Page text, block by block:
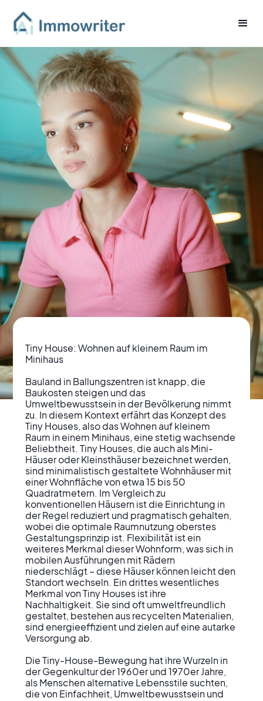
Lebensraum Maximal
Minimal: Der Trend
zum Tiny House Living
Tiny House: Wohnen auf kleinem Raum im
Minihaus
Bauland in Ballungszentren ist knapp, die
Baukosten steigen und das
Umweltbewusstsein in der Bevölkerung nimmt
zu. In diesem Kontext erfährt das Konzept des
Tiny Houses, also das Wohnen auf kleinem
Raum in einem Minihaus, eine stetig wachsende
Beliebtheit. Tiny Houses, die auch als Mini-
Häuser oder Kleinsthäuser bezeichnet werden,
sind minimalistisch gestaltete Wohnhäuser mit
einer Wohnfläche von etwa 15 bis 50
Quadratmetern. Im Vergleich zu
konventionellen Häusern ist die Einrichtung in
der Regel reduziert und pragmatisch gehalten,
wobei die optimale Raumnutzung oberstes
Gestaltungsprinzip ist. Flexibilität ist ein
weiteres Merkmal dieser Wohnform, was sich in
mobilen Ausführungen mit Rädern
niederschlägt – diese Häuser können leicht den
Standort wechseln. Ein drittes wesentliches
Merkmal von Tiny Houses ist ihre
Nachhaltigkeit. Sie sind oft umweltfreundlich
gestaltet, bestehen aus recycelten Materialien,
sind energieeffizient und zielen auf eine autarke
Versorgung ab.
Die Tiny-House-Bewegung hat ihre Wurzeln in
der Gegenkultur der 1960er und 1970er Jahre,
als Menschen alternative Lebensstile suchten,
die von Einfachheit, Umweltbewusstsein und